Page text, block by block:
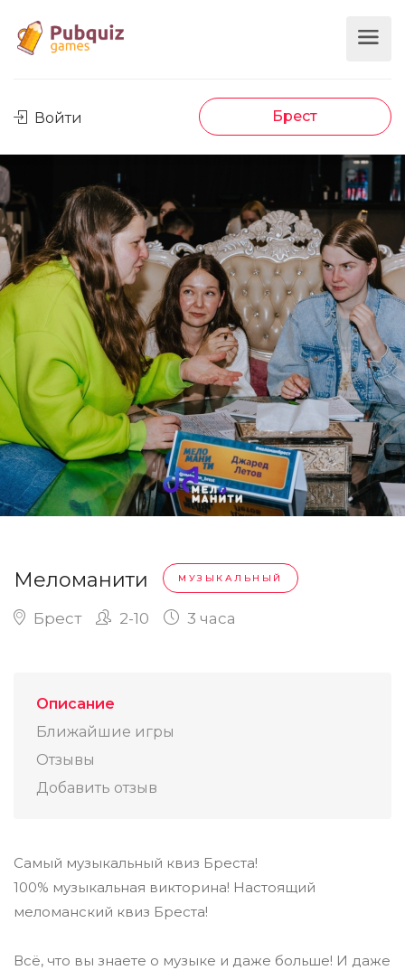
Войти Брест
Меломанити МУЗЫКАЛЬНЫЙ
Брест 2-10 3 часа
Описание
Ближайшие игры
Отзывы
Добавить отзыв
Самый музыкальный квиз Бреста!
100% музыкальная викторина! Настоящий
меломанский квиз Бреста!
Всё, что вы знаете о музыке и даже больше! И даже